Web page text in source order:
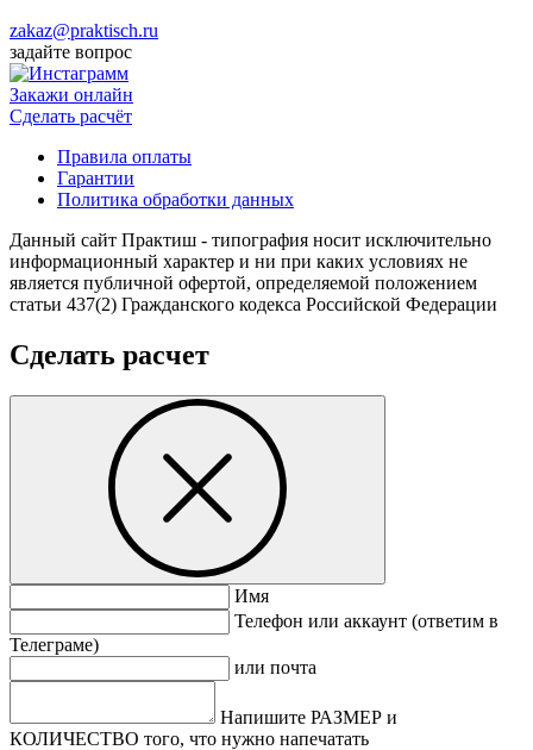
zakaz@praktisch.ru
задайте вопрос
Закажи онлайн
Cделать расчёт
Правила оплаты
Гарантии
Политика обработки данных
Данный сайт Практиш - типография носит исключительно
информационный характер и ни при каких условиях не
является публичной офертой, определяемой положением
статьи 437(2) Гражданского кодекса Российской Федерации
Сделать расчет
Имя
Телефон или аккаунт (ответим в
Телеграме)
или почта
Напишите РАЗМЕР и
КОЛИЧЕСТВО того, что нужно напечатать